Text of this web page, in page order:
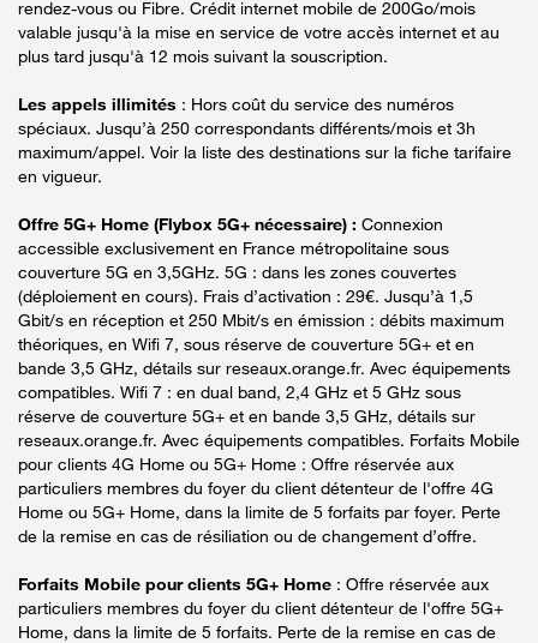
rendez-vous ou Fibre. Crédit internet mobile de 200Go/mois
valable jusqu'à la mise en service de votre accès internet et au
plus tard jusqu'à 12 mois suivant la souscription.
Les appels illimités : Hors coût du service des numéros
spéciaux. Jusqu’à 250 correspondants différents/mois et 3h
maximum/appel. Voir la liste des destinations sur la fiche tarifaire
en vigueur.
Offre 5G+ Home (Flybox 5G+ nécessaire) : Connexion
accessible exclusivement en France métropolitaine sous
couverture 5G en 3,5GHz. 5G : dans les zones couvertes
(déploiement en cours). Frais d’activation : 29€. Jusqu’à 1,5
Gbit/s en réception et 250 Mbit/s en émission : débits maximum
théoriques, en Wifi 7, sous réserve de couverture 5G+ et en
bande 3,5 GHz, détails sur reseaux.orange.fr. Avec équipements
compatibles. Wifi 7 : en dual band, 2,4 GHz et 5 GHz sous
réserve de couverture 5G+ et en bande 3,5 GHz, détails sur
reseaux.orange.fr. Avec équipements compatibles. Forfaits Mobile
pour clients 4G Home ou 5G+ Home : Offre réservée aux
particuliers membres du foyer du client détenteur de l'offre 4G
Home ou 5G+ Home, dans la limite de 5 forfaits par foyer. Perte
de la remise en cas de résiliation ou de changement d’offre.
Forfaits Mobile pour clients 5G+ Home : Offre réservée aux
particuliers membres du foyer du client détenteur de l'offre 5G+
Home, dans la limite de 5 forfaits. Perte de la remise en cas de